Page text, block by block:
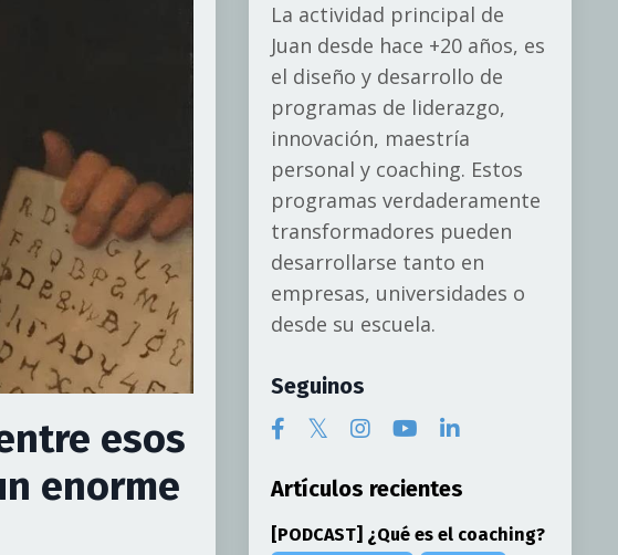
esos
enorme
La actividad principal de
Juan desde hace +20 años, es
el diseño y desarrollo de
programas de liderazgo,
innovación, maestría
personal y coaching. Estos
programas verdaderamente
transformadores pueden
desarrollarse tanto en
empresas, universidades o
desde su escuela.
Seguinos
Artículos recientes
[PODCAST] ¿Qué es el coaching?